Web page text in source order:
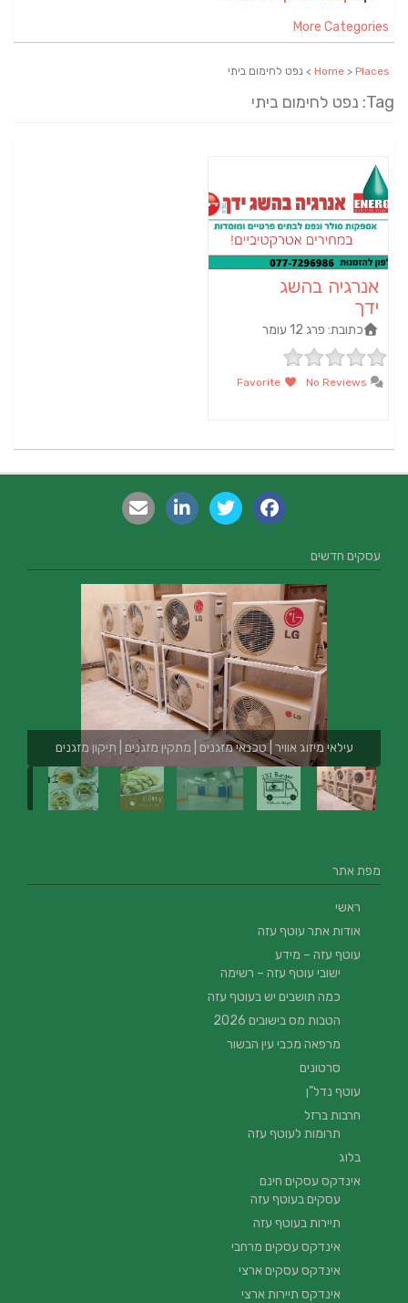
More Categories
Home > Places > נפט לחימום ביתי
Tag: נפט לחימום ביתי
אנרגיה בהשג
ידך
כתובת: פרג 12 עומר
עסקים חדשים
עילאי מיזוג אוויר | טכנאי מזגנים | מתקין מזגנים | תיקון מזגנים
מפת אתר
ראשי
אודות אתר עוטף עזה
עוטף עזה – מידע
ישובי עוטף עזה – רשימה
כמה תושבים יש בעוטף עזה
הטבות מס בישובים 2026
מרפאה מכבי עין הבשור
סרטונים
עוטף נדל”ן
חרבות ברזל
תרומות לעוטף עזה
בלוג
אינדקס עסקים חינם
עסקים בעוטף עזה
תיירות בעוטף עזה
אינדקס עסקים מרחבי
אינדקס עסקים ארצי
אינדקס תיירות ארצי